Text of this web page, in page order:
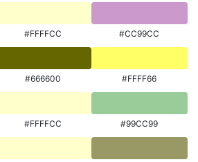
#FFFFCC #CC99CC
#666600 #FFFF66
#FFFFCC #99CC99